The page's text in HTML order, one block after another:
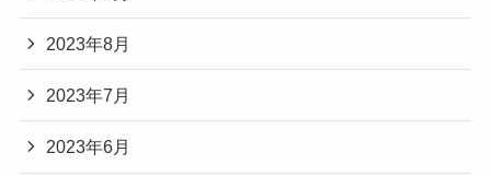
2023年8月
2023年7月
2023年6月